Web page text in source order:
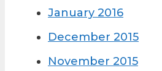
January 2016
December 2015
November 2015